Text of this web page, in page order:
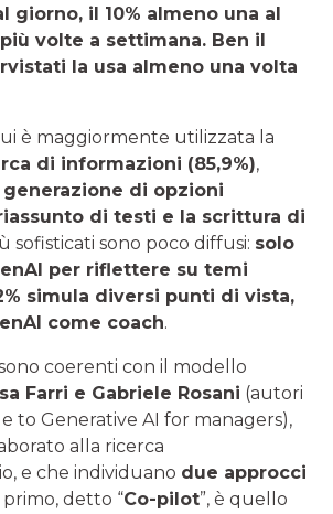
giorno, il 10% almeno una al
volte a settimana. Ben il
la usa almeno una volta
è maggiormente utilizzata la
di informazioni (85,9%),
generazione di opzioni
di testi e la scrittura di
sofisticati sono poco diffusi: solo
per riflettere su temi
simula diversi punti di vista,
come coach.
coerenti con il modello
Farri e Gabriele Rosani (autori
to Generative AI for managers),
alla ricerca
e che individuano due approcci
primo, detto “Co-pilot”, è quello